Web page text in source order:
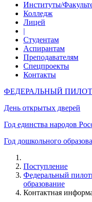
Институты/
Колледж
Лицей
|
Студентам
Аспирантам
Преподавателям
Спецпроекты
Контакты
ФЕДЕРАЛЬНЫЙ
День открытых дверей
Год единства народов
Год дошкольного
Поступление
Федеральный
образование
Контактная